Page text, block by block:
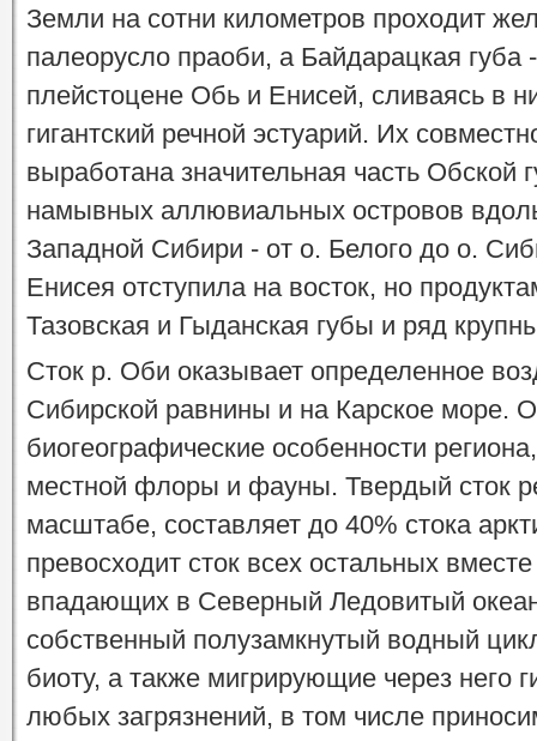
Земли на сотни километров проходит
палеорусло праоби, а Байдарацкая
плейстоцене Обь и Енисей, сливаясь в
гигантский речной эстуарий. Их
выработана значительная часть Обской
намывных аллювиальных островов
Западной Сибири - от о. Белого до о.
Енисея отступила на восток, но
Тазовская и Гыданская губы и ряд
Сток р. Оби оказывает определенное
Сибирской равнины и на Карское море.
биогеографические особенности
местной флоры и фауны. Твердый сток
масштабе, составляет до 40% стока
превосходит сток всех остальных
впадающих в Северный Ледовитый
собственный полузамкнутый водный
биоту, а также мигрирующие через него
любых загрязнений, в том числе